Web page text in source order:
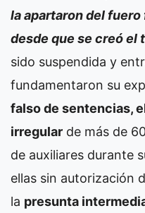
la apartaron del
desde que se creó el
sido suspendida y
fundamentaron su
falso de sentencias,
irregular de más de
de auxiliares durante
ellas sin autorización
la presunta